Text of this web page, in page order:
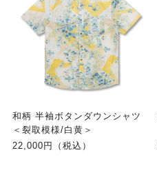
和柄 半袖ボタンダウンシャツ
＜裂取模様/白黄＞
22,000円（税込）